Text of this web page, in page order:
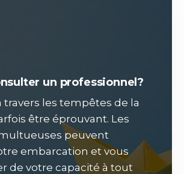
un professionnel?
travers les tempêtes de la
être éprouvant. Les
peuvent
embarcation et vous
de votre capacité à tout